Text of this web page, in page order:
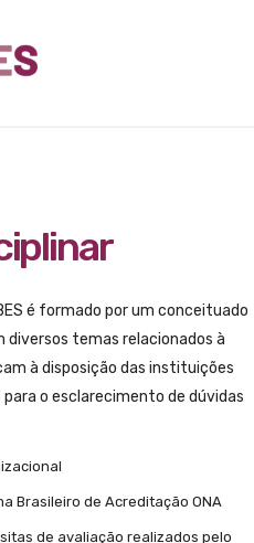
é formado por um conceituado
diversos temas relacionados à
à disposição das instituições
para o esclarecimento de dúvidas
Brasileiro de Acreditação ONA
de avaliação realizados pelo